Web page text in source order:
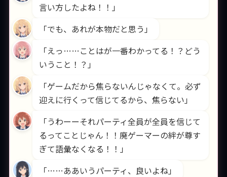
言い方したよね！！」
「でも、あれが本物だと思う」
「えっ……ことはが一番わかってる！？どう
いうこと！？」
「ゲームだから焦らないんじゃなくて。必ず
迎えに行くって信じてるから、焦らない」
「うわーーそれパーティ全員が全員を信じて
るってことじゃん！！廃ゲーマーの絆が尊す
ぎて語彙なくなる！！」
「……ああいうパーティ、良いよね」